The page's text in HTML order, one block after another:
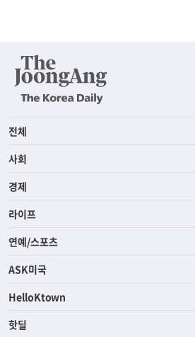
전체
사회
경제
라이프
연예/스포츠
ASK미국
HelloKtown
핫딜